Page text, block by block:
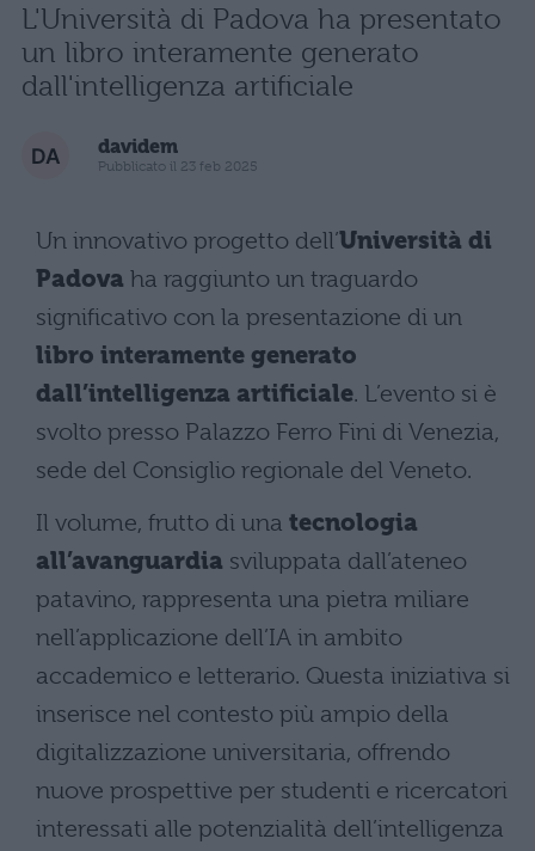
L'Università di Padova ha presentato
un libro interamente generato
dall'intelligenza artificiale
davidem
Pubblicato il 23 feb 2025
Un innovativo progetto dell’Università di
Padova ha raggiunto un traguardo
significativo con la presentazione di un
libro interamente generato
dall’intelligenza artificiale. L’evento si è
svolto presso Palazzo Ferro Fini di Venezia,
sede del Consiglio regionale del Veneto.
Il volume, frutto di una tecnologia
all’avanguardia sviluppata dall’ateneo
patavino, rappresenta una pietra miliare
nell’applicazione dell’IA in ambito
accademico e letterario. Questa iniziativa si
inserisce nel contesto più ampio della
digitalizzazione universitaria, offrendo
nuove prospettive per studenti e ricercatori
interessati alle potenzialità dell’intelligenza